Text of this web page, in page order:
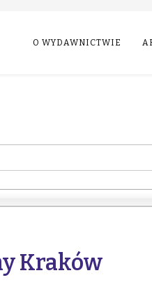
O WYDAWNICTWIE
Kraków